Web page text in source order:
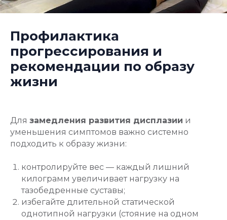
Профилактика
прогрессирования и
рекомендации по образу
жизни
Для замедления развития дисплазии и
уменьшения симптомов важно системно
подходить к образу жизни:
контролируйте вес — каждый лишний
килограмм увеличивает нагрузку на
тазобедренные суставы;
избегайте длительной статической
однотипной нагрузки (стояние на одном